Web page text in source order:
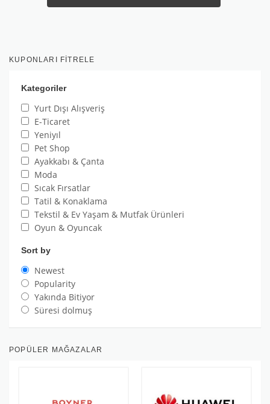
KUPONLARI FITRELE
Kategoriler
Yurt Dışı Alışveriş
E-Ticaret
Yeniyıl
Pet Shop
Ayakkabı & Çanta
Moda
Sıcak Fırsatlar
Tatil & Konaklama
Tekstil & Ev Yaşam & Mutfak Ürünleri
Oyun & Oyuncak
Sort by
Newest
Popularity
Yakında Bitiyor
Süresi dolmuş
POPÜLER MAĞAZALAR